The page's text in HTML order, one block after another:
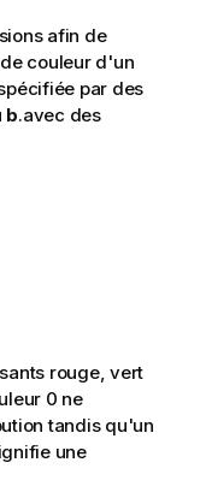
afin de
couleur d'un
par des
b.avec des
rouge, vert
0 ne
tandis qu'un
une